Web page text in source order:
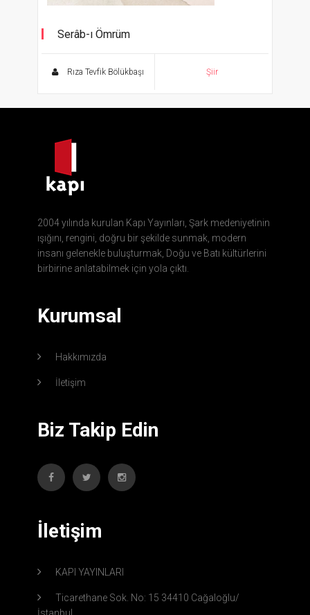
Serâb-ı Ömrüm
Rıza Tevfik Bölükbaşı Şiir
2004 yılında kurulan Kapı Yayınları, Şark medeniyetinin
ışığını, rengini, doğru bir şekilde sunmak, modern
insanı gelenekle buluşturmak, Doğu ve Batı kültürlerini
birbirine anlatabilmek için yola çıktı.
Kurumsal
Hakkımızda
İletişim
Biz Takip Edin
İletişim
KAPI YAYINLARI
Ticarethane Sok. No: 15 34410 Cağaloğlu/